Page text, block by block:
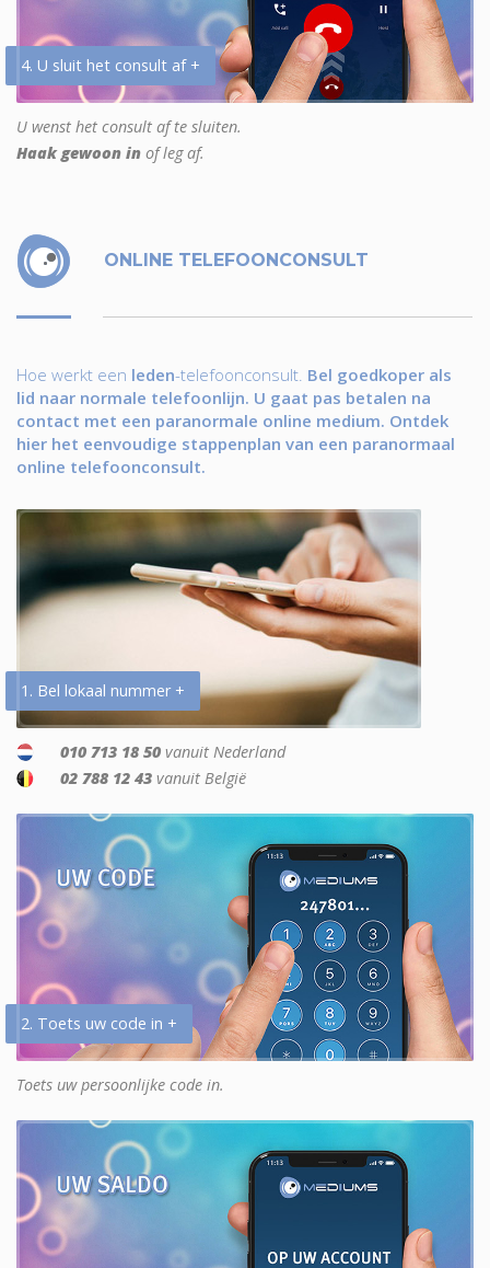
4. U sluit het consult af +
U wenst het consult af te sluiten.
Haak gewoon in of leg af.
ONLINE TELEFOONCONSULT
Hoe werkt een leden-telefoonconsult. Bel goedkoper als
lid naar normale telefoonlijn. U gaat pas betalen na
contact met een paranormale online medium. Ontdek
hier het eenvoudige stappenplan van een paranormaal
online telefoonconsult.
1. Bel lokaal nummer +
010 713 18 50 vanuit Nederland
02 788 12 43 vanuit België
2. Toets uw code in +
Toets uw persoonlijke code in.